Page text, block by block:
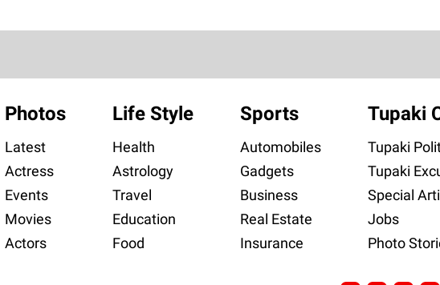
Photos
Latest
Actress
Events
Movies
Actors
Life Style
Health
Astrology
Travel
Education
Food
Sports
Automobiles
Gadgets
Business
Real Estate
Insurance
Tupaki
Tupaki
Tupaki
Special
Jobs
Photo